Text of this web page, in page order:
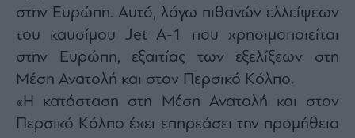
στην Ευρώπη. Αυτό, λόγω πιθανών ελλείψεων
του καυσίμου Jet A-1 που χρησιμοποιείται
στην Ευρώπη, εξαιτίας των εξελίξεων στη
Μέση Ανατολή και στον Περσικό Κόλπο.
«Η κατάσταση στη Μέση Ανατολή και στον
Περσικό Κόλπο έχει επηρεάσει την προμήθεια